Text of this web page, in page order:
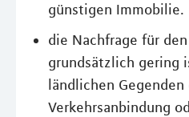
günstigen Immobilie.
die Nachfrage für
grundsätzlich gering
ländlichen
Verkehrsanbindung